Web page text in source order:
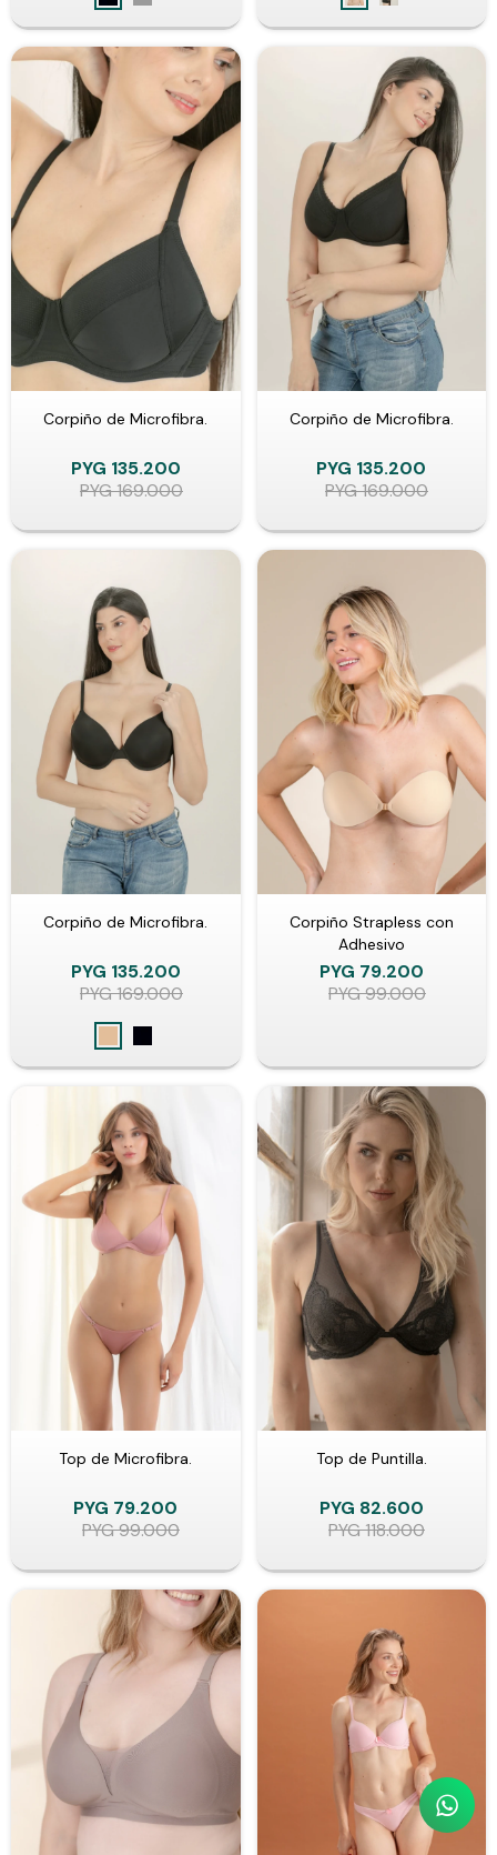
Corpiño de Microfibra.
PYG 135.200
PYG169.000
Corpiño de Microfibra.
PYG 135.200
PYG169.000
Corpiño de Microfibra.
PYG 135.200
PYG169.000
Corpiño Strapless con
Adhesivo
PYG 79.200
PYG99.000
Top de Microfibra.
PYG 79.200
PYG99.000
Top de Puntilla.
PYG 82.600
PYG118.000